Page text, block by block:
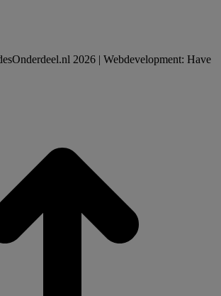
2026 | Webdevelopment: Have